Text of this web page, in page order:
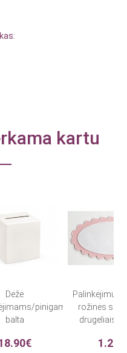
kartu
Dėžė
pinigams,
balta
Palinkėjimų
rožinės su
drugeliais
1.20€